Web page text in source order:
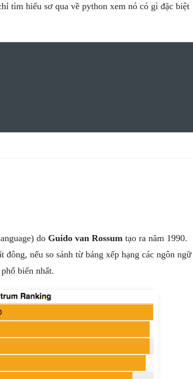
tìm hiểu sơ qua về python xem nó có gì đặc biệt
do Guido van Rossum tạo ra năm 1990.
nếu so sánh từ bảng xếp hạng các ngôn ngữ
biến nhất.